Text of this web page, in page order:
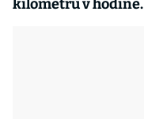
kilometrů v hodině.